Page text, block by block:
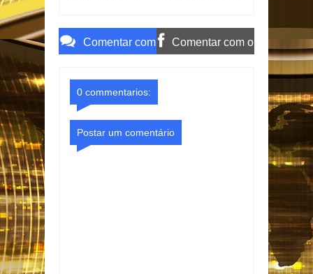
Comentar com Comentar com o
0 commentarios:
Postar um comentário